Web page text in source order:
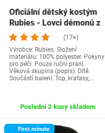
Oficiální dětský kostým
Rubies - Lovci démonů z
K-Popu na…
(17×)
Výrobce: Rubies. Složení
materiálu: 100% polyester. Pokyny
pro péči: Pouze ruční praní.
Věková skupina (popis): Dítě.
Součástí balení: Top, kraťasy,…
Poslední 2 kusy skladem
First minute